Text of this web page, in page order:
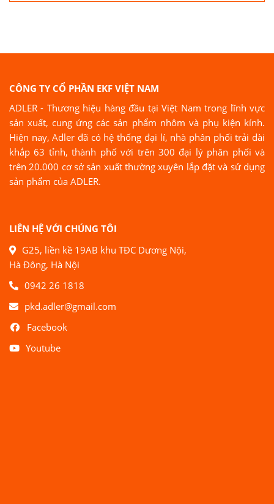
CÔNG TY CỔ PHẦN EKF VIỆT NAM
ADLER - Thương hiệu hàng đầu tại Việt Nam trong lĩnh vực
sản xuất, cung ứng các sản phẩm nhôm và phụ kiện kính.
Hiện nay, Adler đã có hệ thống đại lí, nhà phân phối trải dài
khắp 63 tỉnh, thành phố với trên 300 đại lý phân phối và
trên 20.000 cơ sở sản xuất thường xuyên lắp đặt và sử dụng
sản phẩm của ADLER.
LIÊN HỆ VỚI CHÚNG TÔI
G25, liền kề 19AB khu TĐC Dương Nội,
Hà Đông, Hà Nội
0942 26 1818
pkd.adler@gmail.com
Facebook
Youtube